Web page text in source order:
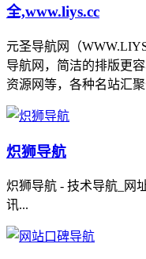
全,www.liys.cc
元圣导航网（
导航网，简洁的排版更
资源网等，各种名站汇
炽狮导航
炽狮导航 - 技术导航_网
讯...